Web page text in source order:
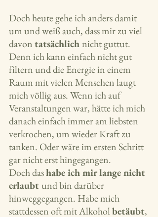
Doch heute gehe ich anders damit
um und weiß auch, dass mir zu viel
davon tatsächlich nicht guttut.
Denn ich kann einfach nicht gut
filtern und die Energie in einem
Raum mit vielen Menschen laugt
mich völlig aus. Wenn ich auf
Veranstaltungen war, hätte ich mich
danach einfach immer am liebsten
verkrochen, um wieder Kraft zu
tanken. Oder wäre im ersten Schritt
gar nicht erst hingegangen.
Doch das habe ich mir lange nicht
erlaubt und bin darüber
hinweggegangen. Habe mich
stattdessen oft mit Alkohol betäubt,